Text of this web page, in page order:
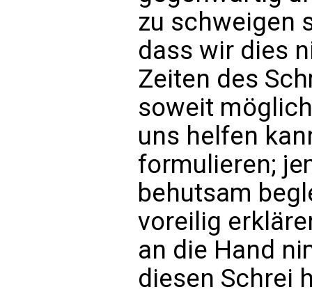
zu schweigen
dass wir dies
Zeiten des
soweit
uns helfen
formulieren;
behutsam
voreilig
an die Hand
diesen Schrei